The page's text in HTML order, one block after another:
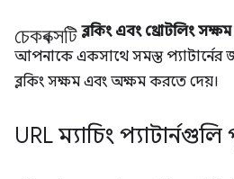
চেকবক্সটি ব্লকিং এবং থ্রোটলিং
আপনাকে একসাথে সমস্ত প্যাটার্নের
ব্লকিং সক্ষম এবং অক্ষম করতে দেয়।
URL ম্যাচিং